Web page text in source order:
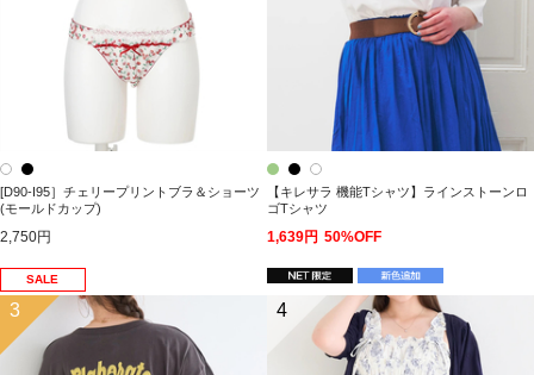
[D90-I95］チェリープリントブラ＆ショーツ
(モールドカップ)
2,750円
【キレサラ 機能Tシャツ】ラインストーンロ
ゴTシャツ
1,639円 50%OFF
SALE
3 4